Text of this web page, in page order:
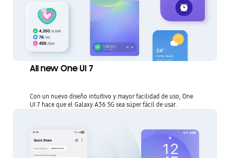
All new One UI 7
Con un nuevo diseño intuitivo y mayor facilidad de uso, One
UI 7 hace que el Galaxy A36 5G sea súper fácil de usar.